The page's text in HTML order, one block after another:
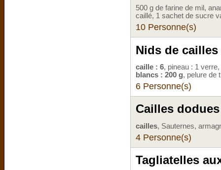
500 g de farine de mil,
caillé, 1 sachet de sucre
10 Personne(s)
Nids de
caille : 6, pineau : 1
blancs : 200 g, pelure de
6 Personne(s)
Cailles
cailles, Sauternes,
4 Personne(s)
Tagliatelles